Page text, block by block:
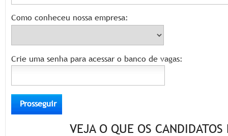
Como conheceu nossa empresa:
Crie uma senha para acessar o banco de vagas:
VEJA O QUE OS